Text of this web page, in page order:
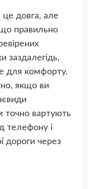
довга, але
правильно
заздалегідь,
для комфорту.
якщо ви
точно вартують
телефону і
дороги через